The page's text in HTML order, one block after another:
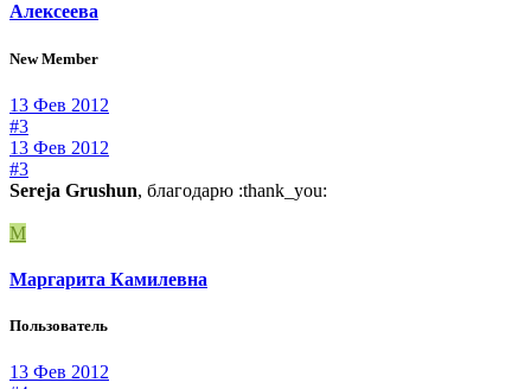
Алексеева
New Member
13 Фев 2012
#3
13 Фев 2012
#3
Sereja Grushun, благодарю :thank_you:
М
Маргарита Камилевна
Пользователь
13 Фев 2012